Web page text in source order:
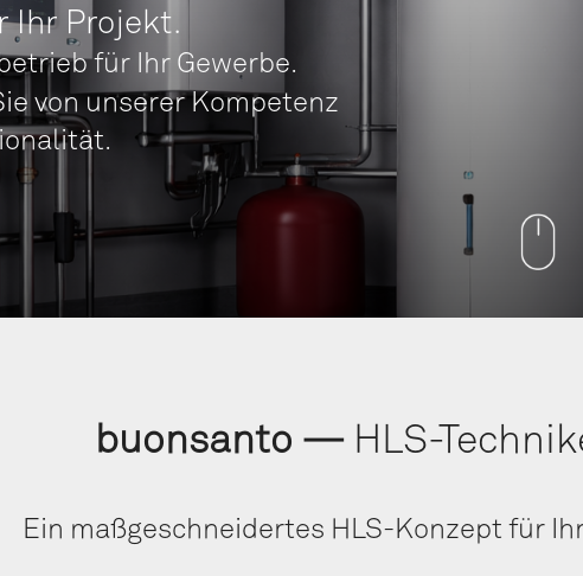
Ihr Projekt.
für Ihr Gewerbe.
von unse­rer Kompetenz
buons­an­to — HLS-
Ein maß­ge­schnei­der­tes HLS-Kon­zept für